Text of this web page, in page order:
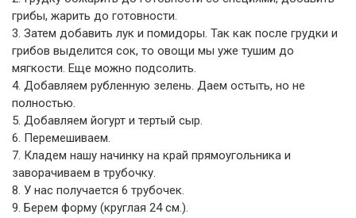
грибы, жарить до готовности.
3. Затем добавить лук и помидоры. Так как после грудки и
грибов выделится сок, то овощи мы уже тушим до
мягкости. Еще можно подсолить.
4. Добавляем рубленную зелень. Даем остыть, но не
полностью.
5. Добавляем йогурт и тертый сыр.
6. Перемешиваем.
7. Кладем нашу начинку на край прямоугольника и
заворачиваем в трубочку.
8. У нас получается 6 трубочек.
9. Берем форму (круглая 24 см.).